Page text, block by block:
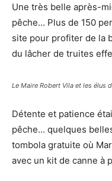
Une très belle après-
pêche… Plus de 150
site pour profiter de la
du lâcher de truites
Le Maire Robert Vila et les élus
Détente et patience
pêche… quelques
tombola gratuite où
avec un kit de canne à